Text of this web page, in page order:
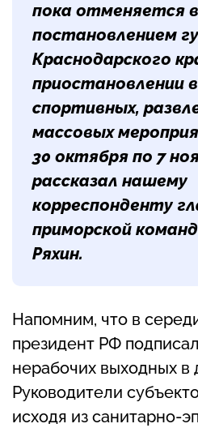
пока отменяется в
постановлением
Краснодарского
приостановлении
спортивных,
массовых
30 октября по 7
рассказал нашему
корреспонденту
приморской
Ряхин.
Напомним, что в
президент РФ
нерабочих выходных в
Руководители
исходя из санитарно-